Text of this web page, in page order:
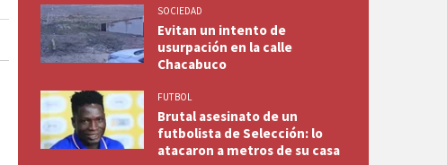
SOCIEDAD
Evitan un intento de
usurpación en la calle
Chacabuco
FUTBOL
Brutal asesinato de un
futbolista de Selección: lo
atacaron a metros de su casa